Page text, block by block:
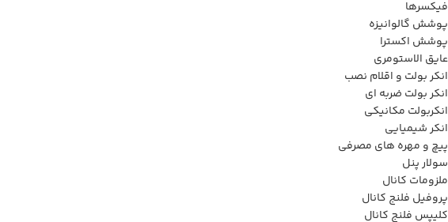
فیکسرها
پوشش گالوانیزه
پوشش اکسترا
عایق الاستومری
انکر بولت و اقلام نصب
انکر بولت ضربه ای
انکربولت مکانیکی
انکر شیمیایی
پیچ و مهره های مصرفی
سولار پنل
ملزومات کانال
پروفیل فلنج کانال
کلیپس فلنج کانال